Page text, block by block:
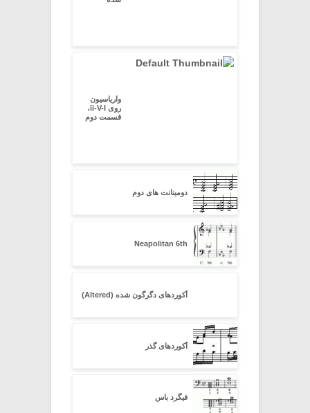
واریاسیون
روی ii-V-I،
قسمت دوم
دومینانت های دوم
Neapolitan 6th
آکوردهای دگرگون شده (Altered)
آکوردهای گذر
فیگرد باس